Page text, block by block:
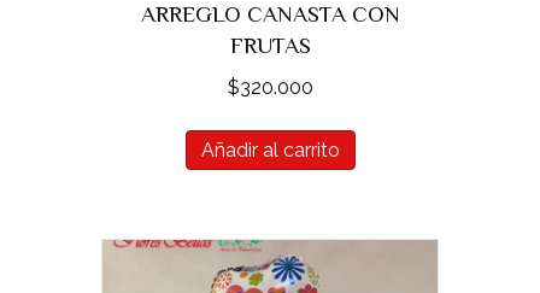
ARREGLO CANASTA CON
FRUTAS
$320.000
Añadir al carrito